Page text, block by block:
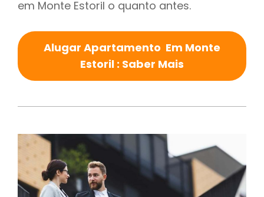
em Monte Estoril o quanto antes.
Alugar Apartamento Em Monte
Estoril : Saber Mais